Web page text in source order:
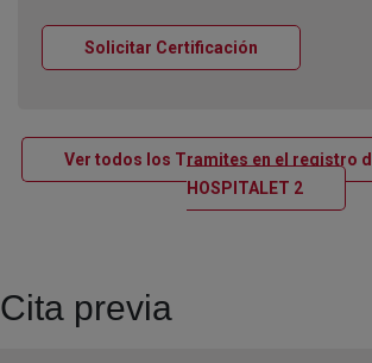
Solicitar Certificación
Ver todos los Tramites en el registro
HOSPITALET 2
Cita previa